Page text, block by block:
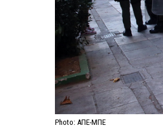
Photo: ΑΠΕ-ΜΠΕ